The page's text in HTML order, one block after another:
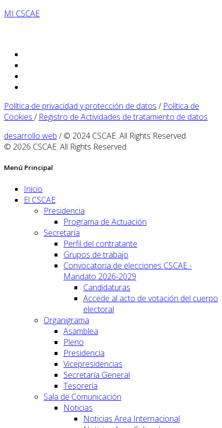
MI CSCAE
Política de privacidad y protección de datos / Política de
Cookies / Registro de Actividades de tratamiento de datos
desarrollo web / © 2024 CSCAE. All Rights Reserved.
© 2026 CSCAE. All Rights Reserved.
Menú Principal
Inicio
El CSCAE
Presidencia
Programa de Actuación
Secretaría
Perfil del contratante
Grupos de trabajo
Convocatoria de elecciones CSCAE -
Mandato 2026-2029
Candidaturas
Accede al acto de votación del cuerpo
electoral
Organigrama
Asamblea
Pleno
Presidencia
Vicepresidencias
Secretaría General
Tesorería
Sala de Comunicación
Noticias
Noticias Area Internacional